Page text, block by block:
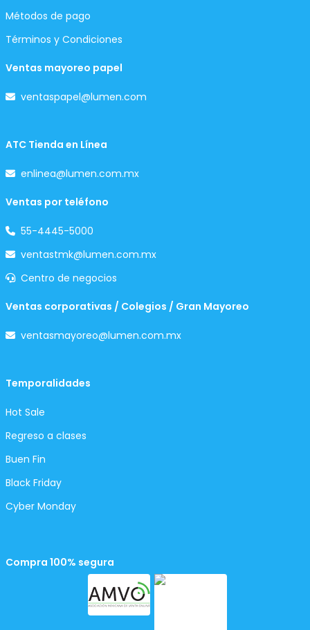
Métodos de pago
Términos y Condiciones
Ventas mayoreo papel
ventaspapel@lumen.com
ATC Tienda en Línea
enlinea@lumen.com.mx
Ventas por teléfono
55-4445-5000
ventastmk@lumen.com.mx
Centro de negocios
Ventas corporativas / Colegios / Gran Mayoreo
ventasmayoreo@lumen.com.mx
Temporalidades
Hot Sale
Regreso a clases
Buen Fin
Black Friday
Cyber Monday
Compra 100% segura